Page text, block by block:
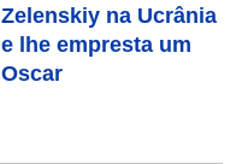
Zelenskiy na Ucrânia
e lhe empresta um
Oscar